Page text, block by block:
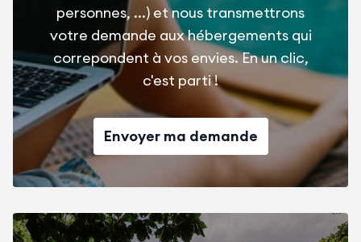
personnes, ...) et nous transmettrons
votre demande aux hébergements qui
correpondent à vos envies. En un clic,
c'est parti !
Envoyer ma demande